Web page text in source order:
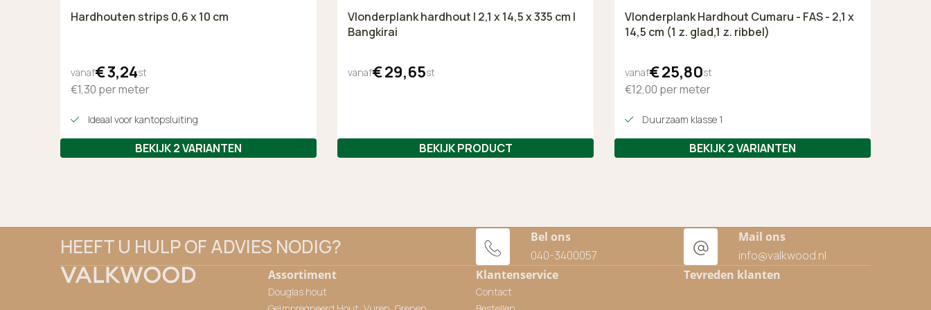
Hardhouten strips 0,6 x 10 cm
vanaf€3,24st
€1,30 per meter
Ideaal voor kantopsluiting
BEKIJK 2 VARIANTEN
Vlonderplank hardhout | 2,1 x 14,5 x 335 cm |
Bangkirai
vanaf€29,65st
BEKIJK PRODUCT
Vlonderplank Hardhout Cumaru - FAS - 2,1 x
14,5 cm (1 z. glad,1 z. ribbel)
vanaf€25,80st
€12,00 per meter
Duurzaam klasse 1
BEKIJK 2 VARIANTEN
HEEFT U HULP OF ADVIES NODIG?
Bel ons
040-3400057
Mail ons
info@valkwood.nl
Assortiment
Douglas hout
Klantenservice
Contact
Tevreden klanten